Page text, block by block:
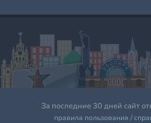
За последние 30 дней сайт
правила пользования /